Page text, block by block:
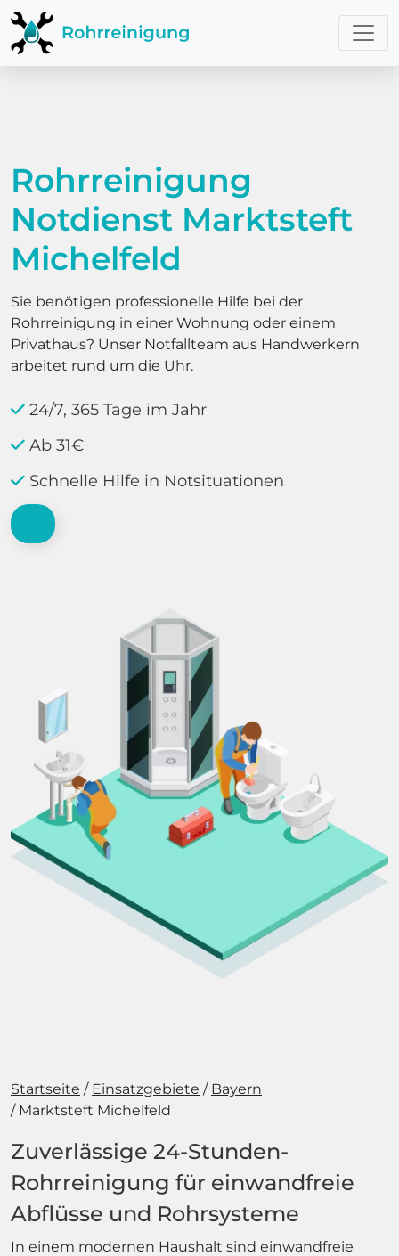
Rohrreinigung
Notdienst Marktsteft
Michelfeld
Sie benötigen professionelle Hilfe bei der
Rohrreinigung in einer Wohnung oder einem
Privathaus? Unser Notfallteam aus Handwerkern
arbeitet rund um die Uhr.
24/7, 365 Tage im Jahr
Ab 31€
Schnelle Hilfe in Notsituationen
Startseite Einsatzgebiete
Bayern
Marktsteft Michelfeld
Zuverlässige 24-Stunden-
Rohrreinigung für einwandfreie
Abflüsse und Rohrsysteme
In einem modernen Haushalt sind einwandfreie